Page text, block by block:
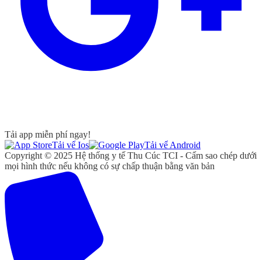
Tải app miễn phí ngay!
Tải vể Ios
Tải vể Android
Copyright © 2025 Hệ thống y tế Thu Cúc TCI - Cấm sao chép dưới
mọi hình thức nếu không có sự chấp thuận bằng văn bản